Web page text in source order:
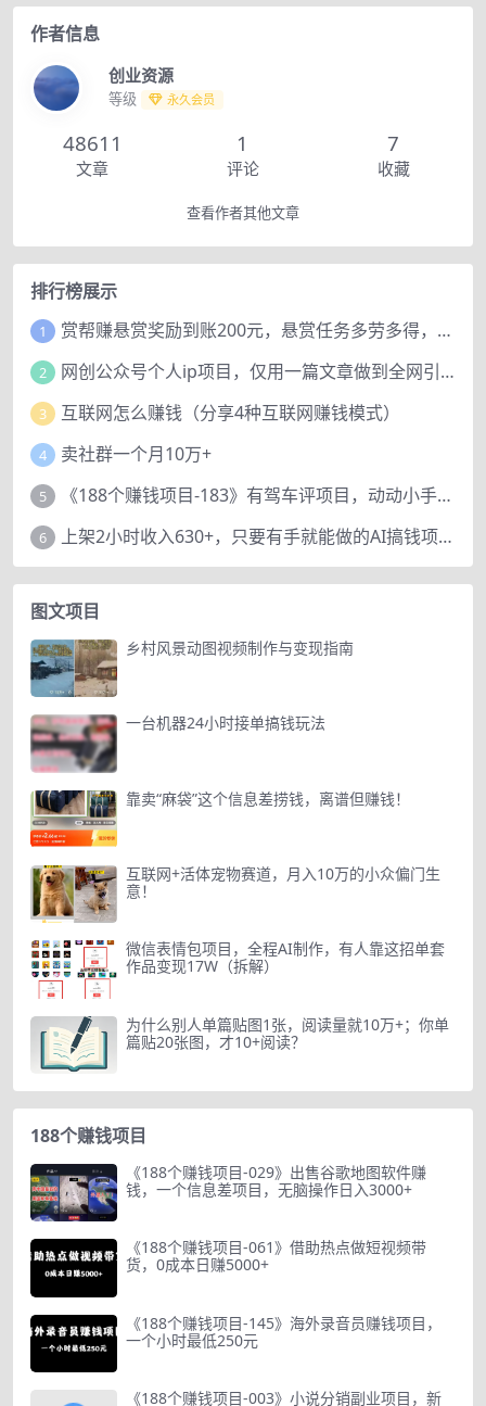
作者信息
创业资源
等级 永久会员
48611
文章
1
评论
7
收藏
查看作者其他文章
排行榜展示
1 赏帮赚悬赏奖励到账200元，悬赏任务多劳多得，人人可做。
2 网创公众号个人ip项目，仅用一篇文章做到全网引流！
3 互联网怎么赚钱（分享4种互联网赚钱模式）
4 卖社群一个月10万+
5 《188个赚钱项目-183》有驾车评项目，动动小手，复制粘贴赚44元！
6 上架2小时收入630+，只要有手就能做的AI搞钱项目，奶奶看完都能学会!
图文项目
乡村风景动图视频制作与变现指南
一台机器24小时接单搞钱玩法
靠卖“麻袋”这个信息差捞钱，离谱但赚钱！
互联网+活体宠物赛道，月入10万的小众偏门生
意！
微信表情包项目，全程AI制作，有人靠这招单套
作品变现17W（拆解）
为什么别人单篇贴图1张，阅读量就10万+；你单
篇贴20张图，才10+阅读？
188个赚钱项目
《188个赚钱项目-029》出售谷歌地图软件赚
钱，一个信息差项目，无脑操作日入3000+
《188个赚钱项目-061》借助热点做短视频带
货，0成本日赚5000+
《188个赚钱项目-145》海外录音员赚钱项目，
一个小时最低250元
《188个赚钱项目-003》小说分销副业项目，新